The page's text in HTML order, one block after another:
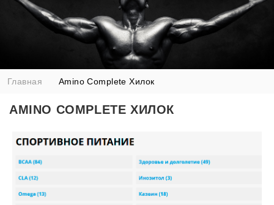
Главная Amino Complete Хилок
AMINO COMPLETE ХИЛОК